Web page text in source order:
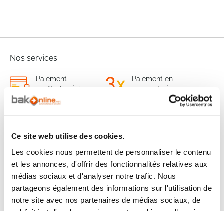
Ce site web utilise des cookies.
Les cookies nous permettent de personnaliser le contenu
et les annonces, d'offrir des fonctionnalités relatives aux
médias sociaux et d'analyser notre trafic. Nous
partageons également des informations sur l'utilisation de
notre site avec nos partenaires de médias sociaux, de
Nos services
Paiement
100% sécurisé
Paiement en
3x sans frais
Garanties